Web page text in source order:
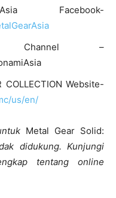
Facebook-
Channel –
COLLECTION Website-
us/en/
Metal Gear Solid:
didukung. Kunjungi
tentang online